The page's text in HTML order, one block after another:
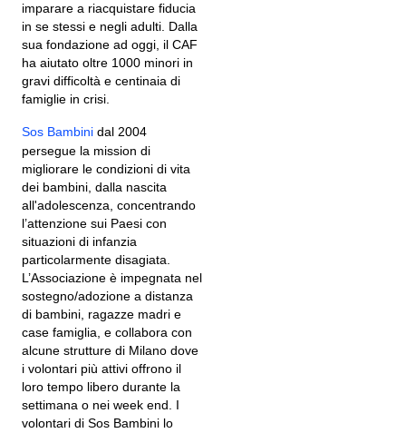
imparare a riacquistare fiducia
in se stessi e negli adulti. Dalla
sua fondazione ad oggi, il CAF
ha aiutato oltre 1000 minori in
gravi difficoltà e centinaia di
famiglie in crisi.
Sos Bambini dal 2004
persegue la mission di
migliorare le condizioni di vita
dei bambini, dalla nascita
all'adolescenza, concentrando
l’attenzione sui Paesi con
situazioni di infanzia
particolarmente disagiata.
L’Associazione è impegnata nel
sostegno/adozione a distanza
di bambini, ragazze madri e
case famiglia, e collabora con
alcune strutture di Milano dove
i volontari più attivi offrono il
loro tempo libero durante la
settimana o nei week end. I
volontari di Sos Bambini lo